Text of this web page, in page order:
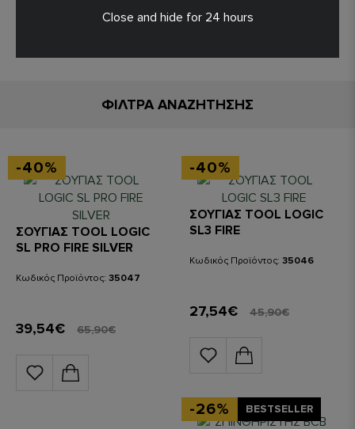
ΦΙΛΤΡΑ ΑΝΑΖΗΤΗΣΗΣ
ΠΡΟΒΟΛΉ ΑΝΆ:
-40%
ΣΟΥΓΙΑΣ TOOL LOGIC
SL PRO FIRE SILVER
Κωδικός Προϊόντος: 35047
39,54€ 65,90€
-40%
ΣΟΥΓΙΑΣ TOOL LOGIC
SL3 FIRE
Κωδικός Προϊόντος: 35046
27,54€ 45,90€
-26% BESTSELLER
Close and hide for 24 hours